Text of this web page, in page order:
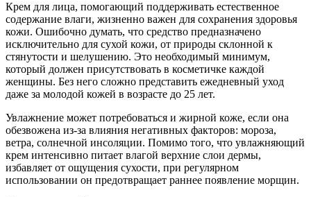
Крем для лица, помогающий поддерживать естественное
содержание влаги, жизненно важен для сохранения здоровья
кожи. Ошибочно думать, что средство предназначено
исключительно для сухой кожи, от природы склонной к
стянутости и шелушению. Это необходимый минимум,
который должен присутствовать в косметичке каждой
женщины. Без него сложно представить ежедневный уход
даже за молодой кожей в возрасте до 25 лет.
Увлажнение может потребоваться и жирной коже, если она
обезвожена из-за влияния негативных факторов: мороза,
ветра, солнечной инсоляции. Помимо того, что увлажняющий
крем интенсивно питает влагой верхние слои дермы,
избавляет от ощущения сухости, при регулярном
использовании он предотвращает раннее появление морщин.